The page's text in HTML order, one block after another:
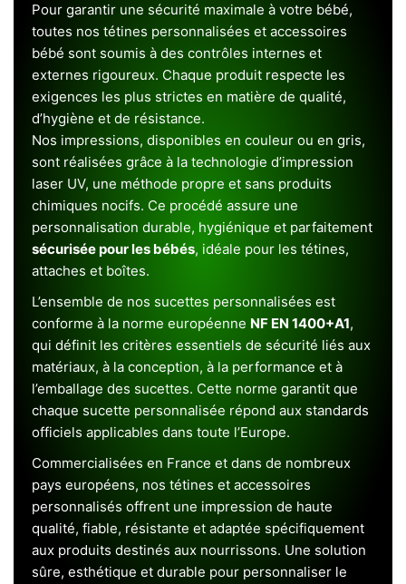
Pour garantir une sécurité maximale à votre bébé,
toutes nos tétines personnalisées et accessoires
bébé sont soumis à des contrôles internes et
externes rigoureux. Chaque produit respecte les
exigences les plus strictes en matière de qualité,
d’hygiène et de résistance.
Nos impressions, disponibles en couleur ou en gris,
sont réalisées grâce à la technologie d’impression
laser UV, une méthode propre et sans produits
chimiques nocifs. Ce procédé assure une
personnalisation durable, hygiénique et parfaitement
sécurisée pour les bébés, idéale pour les tétines,
attaches et boîtes.
L’ensemble de nos sucettes personnalisées est
conforme à la norme européenne NF EN 1400+A1,
qui définit les critères essentiels de sécurité liés aux
matériaux, à la conception, à la performance et à
l’emballage des sucettes. Cette norme garantit que
chaque sucette personnalisée répond aux standards
officiels applicables dans toute l’Europe.
Commercialisées en France et dans de nombreux
pays européens, nos tétines et accessoires
personnalisés offrent une impression de haute
qualité, fiable, résistante et adaptée spécifiquement
aux produits destinés aux nourrissons. Une solution
sûre, esthétique et durable pour personnaliser le